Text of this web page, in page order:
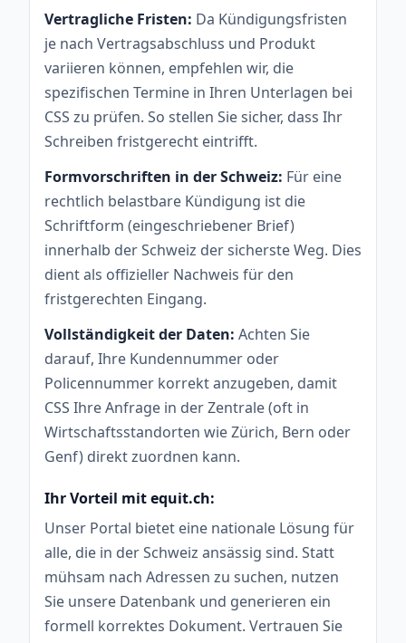
Vertragliche Fristen: Da Kündigungsfristen
je nach Vertragsabschluss und Produkt
variieren können, empfehlen wir, die
spezifischen Termine in Ihren Unterlagen bei
CSS zu prüfen. So stellen Sie sicher, dass Ihr
Schreiben fristgerecht eintrifft.
Formvorschriften in der Schweiz: Für eine
rechtlich belastbare Kündigung ist die
Schriftform (eingeschriebener Brief)
innerhalb der Schweiz der sicherste Weg. Dies
dient als offizieller Nachweis für den
fristgerechten Eingang.
Vollständigkeit der Daten: Achten Sie
darauf, Ihre Kundennummer oder
Policennummer korrekt anzugeben, damit
CSS Ihre Anfrage in der Zentrale (oft in
Wirtschaftsstandorten wie Zürich, Bern oder
Genf) direkt zuordnen kann.
Ihr Vorteil mit equit.ch:
Unser Portal bietet eine nationale Lösung für
alle, die in der Schweiz ansässig sind. Statt
mühsam nach Adressen zu suchen, nutzen
Sie unsere Datenbank und generieren ein
formell korrektes Dokument. Vertrauen Sie